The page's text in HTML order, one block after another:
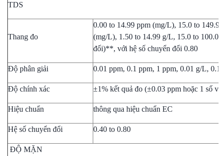
TDS
Thang đo
0.00 to 14.99 ppm (mg/L), 15.0 to
(mg/L), 1.50 to 14.99 g/L, 15.0 to
đối)**, với hệ số chuyển đổi 0.80
Độ phân giải 0.01 ppm, 0.1 ppm, 1 ppm, 0.01 g/L,
Độ chính xác ±1% kết quả đo (±0.03 ppm hoặc 1 số
Hiệu chuẩn thông qua hiệu chuẩn EC
Hệ số chuyển đổi 0.40 to 0.80
ĐỘ MẶN